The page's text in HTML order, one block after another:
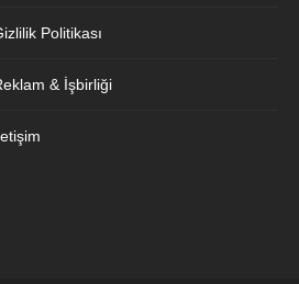
Politikası
& İşbirliği